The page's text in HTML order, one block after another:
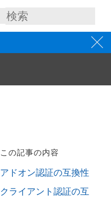
この記事の内容
アドオン認証の互換性
クライアント認証の互